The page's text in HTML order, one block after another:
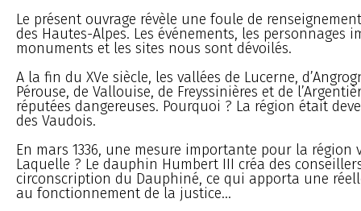
Le présent ouvrage révèle une foule de
des Hautes-Alpes. Les événements, les personnages
monuments et les sites nous sont dévoilés.
A la fin du XVe siècle, les vallées de Lucerne,
Pérouse, de Vallouise, de Freyssinières et de
réputées dangereuses. Pourquoi ? La région était
des Vaudois.
En mars 1336, une mesure importante pour la région
Laquelle ? Le dauphin Humbert III créa des
circonscription du Dauphiné, ce qui apporta une
au fonctionnement de la justice...